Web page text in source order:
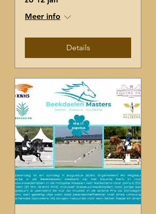
Meer info
Details